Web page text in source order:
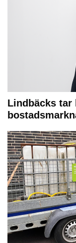
Lindbäcks tar